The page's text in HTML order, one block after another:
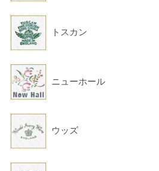
トスカン
ニューホール
ウッズ